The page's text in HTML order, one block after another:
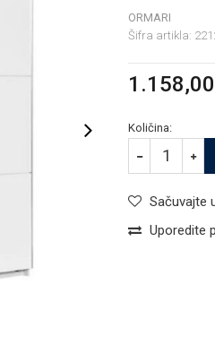
ORMARI
Šifra artikla:
1.158,00
Količina:
Sačuvajte
Uporedite